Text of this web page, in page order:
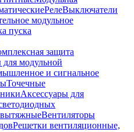
РелеВыключатели
модульное
пуска
защита
для модульной
и сигнальное
Точечные
Аксессуары для
Вентиляторы
Решетки вентиляционные,